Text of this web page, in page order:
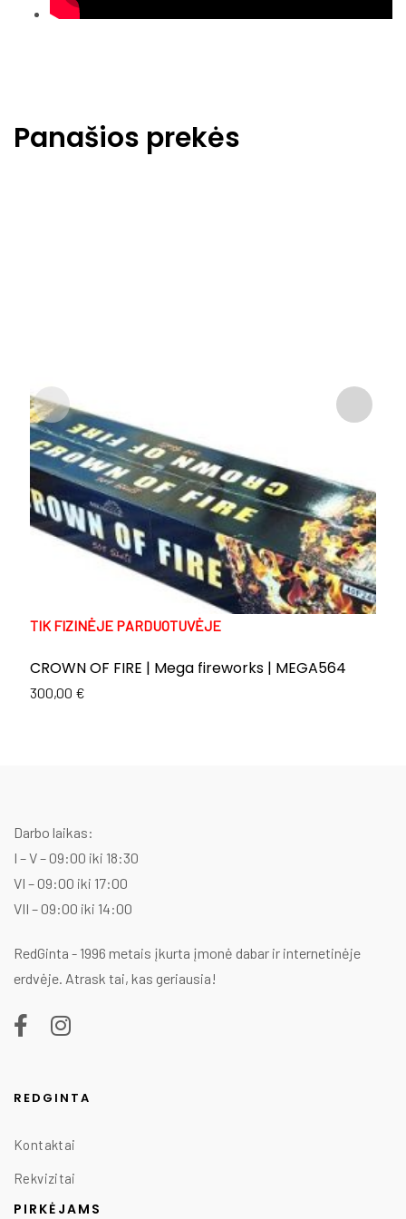
Panašios prekės
TIK FIZINĖJE PARDUOTUVĖJE
CROWN OF FIRE | Mega fireworks | MEGA564
300,00 €
Darbo laikas:
I – V – 09:00 iki 18:30
VI – 09:00 iki 17:00
VII – 09:00 iki 14:00
RedGinta - 1996 metais įkurta įmonė dabar ir internetinėje
erdvėje. Atrask tai, kas geriausia!
REDGINTA
Kontaktai
Rekvizitai
PIRKĖJAMS